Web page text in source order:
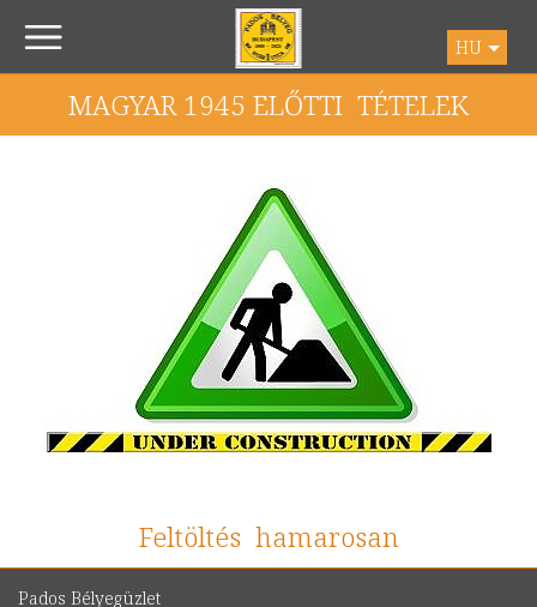
HU
MAGYAR 1945 ELŐTTI TÉTELEK
Feltöltés hamarosan
Pados Bélyegüzlet